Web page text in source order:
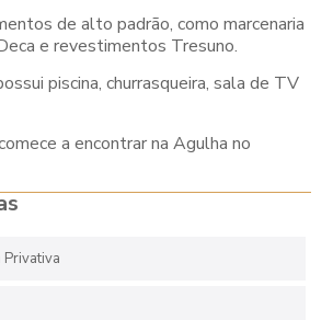
de alto padrão, como marcenaria
e revestimentos Tresuno.
piscina, churrasqueira, sala de TV
a encontrar na Agulha no
Privativa